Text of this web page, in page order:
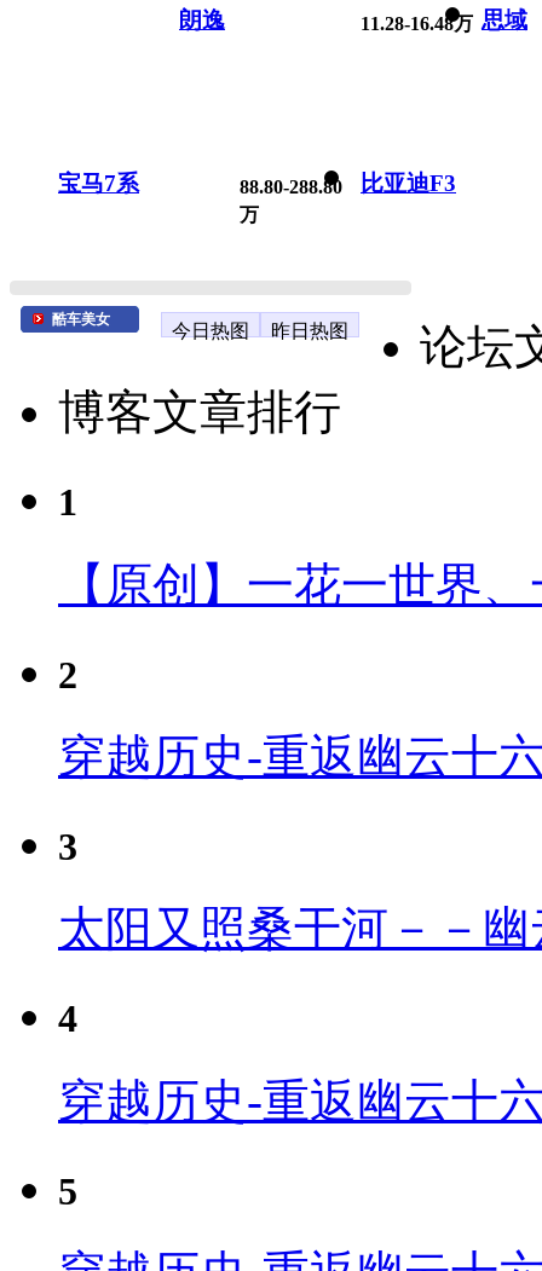
朗逸 11.28-16.48万 思域
宝马7系
88.80-288.80
万
比亚迪F3
酷车美女
今日热图 昨日热图
论坛
博客文章排行
1
【原创】一花一世界
2
穿越历史-重返幽云十
3
太阳又照桑干河－－
4
穿越历史-重返幽云十
5